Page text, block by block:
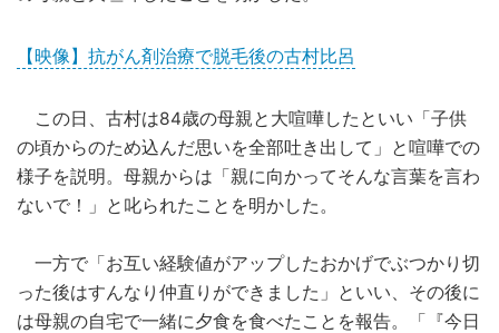
【映像】抗がん剤治療で脱毛後の古村比呂
この日、古村は84歳の母親と大喧嘩したといい「子供
の頃からのため込んだ思いを全部吐き出して」と喧嘩での
様子を説明。母親からは「親に向かってそんな言葉を言わ
ないで！」と叱られたことを明かした。
一方で「お互い経験値がアップしたおかげでぶつかり切
った後はすんなり仲直りができました」といい、その後に
は母親の自宅で一緒に夕食を食べたことを報告。「『今日